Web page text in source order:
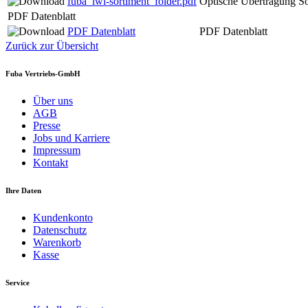
PDF Datenblatt
PDF Datenblatt
PDF Datenblatt
Zurück zur Übersicht
Fuba Vertriebs-GmbH
Über uns
AGB
Presse
Jobs und Karriere
Impressum
Kontakt
Ihre Daten
Kundenkonto
Datenschutz
Warenkorb
Kasse
Service